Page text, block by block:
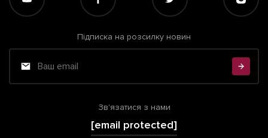
Підписка на розсилку новин
Зв'язатися з нами
[email protected]